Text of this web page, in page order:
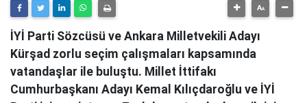
İYİ Parti Sözcüsü ve Ankara Milletvekili Adayı
Kürşad zorlu seçim çalışmaları kapsamında
vatandaşlar ile buluştu. Millet İttifakı
Cumhurbaşkanı Adayı Kemal Kılıçdaroğlu ve İYİ